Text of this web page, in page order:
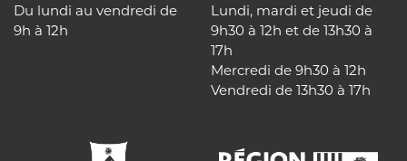
Du lundi au vendredi de
9h à 12h
Lundi, mardi et jeudi de
9h30 à 12h et de 13h30 à
17h
Mercredi de 9h30 à 12h
Vendredi de 13h30 à 17h